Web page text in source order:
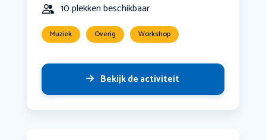
10 plekken beschikbaar
Muziek Overig Workshop
Bekijk de activiteit